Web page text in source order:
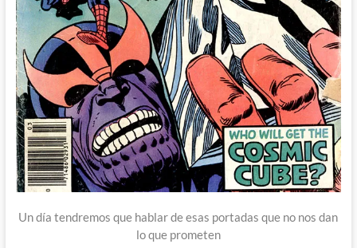
Un día tendremos que hablar de esas portadas que no nos dan
lo que prometen